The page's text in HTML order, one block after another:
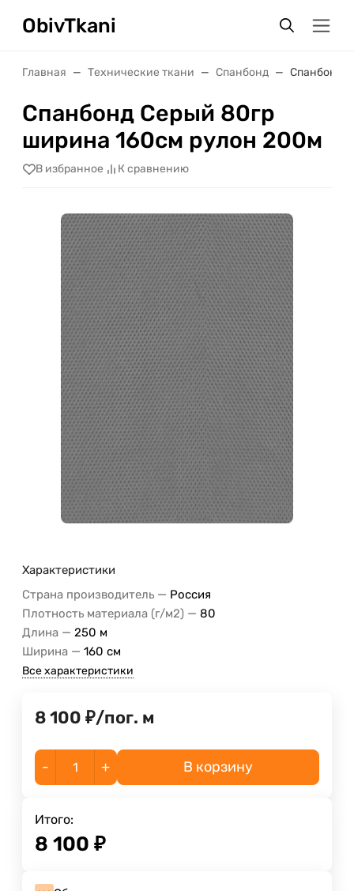
ObivTkani
Главная Технические ткани Спанбонд Спанбонд
Спанбонд Серый 80гр
ширина 160см рулон 200м
В избранное К сравнению
Характеристики
Страна производитель — Россия
Плотность материала (г/м2) — 80
Длина — 250 м
Ширина — 160 см
Все характеристики
8 100 ₽/пог. м
- + В корзину
Итого:
8 100 ₽